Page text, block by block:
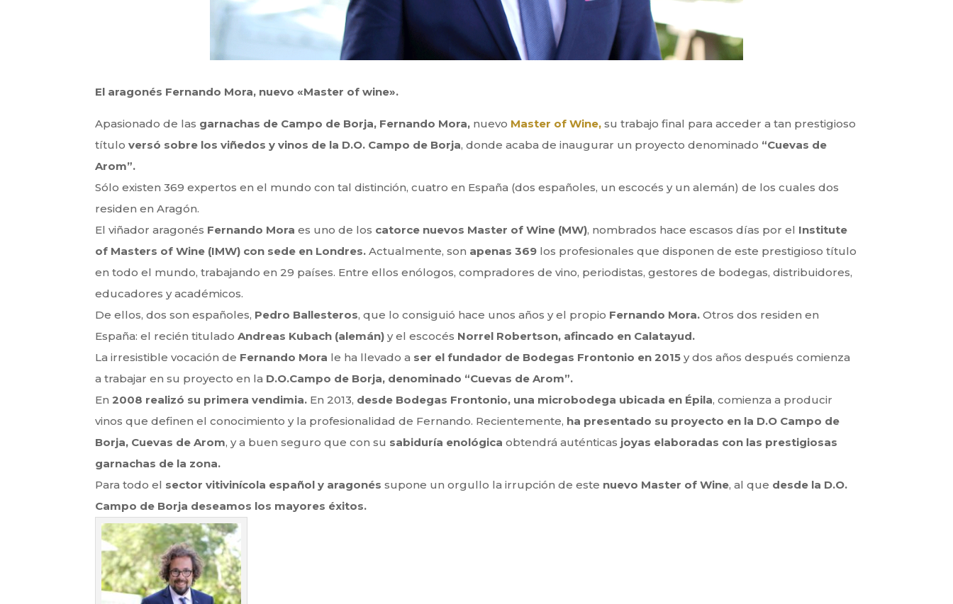
El aragonés Fernando Mora, nuevo «Master of wine».
Apasionado de las garnachas de Campo de Borja, Fernando Mora, nuevo Master of Wine, su trabajo final para acceder a tan prestigioso
títuloversó sobre los viñedos y vinos de la D.O. Campo de Borja, donde acaba de inaugurar un proyecto denominado “Cuevas de
Arom”.
Sólo existen 369 expertos en el mundo con tal distinción, cuatro en España (dos españoles, un escocés y un alemán) de los cuales dos
residen en Aragón.
El viñador aragonés Fernando Mora es uno de los catorce nuevos Master of Wine (MW), nombrados hace escasos días por el Institute
of Masters of Wine (IMW) con sede en Londres. Actualmente, son apenas 369 los profesionales que disponen de este prestigioso título
en todo el mundo, trabajando en 29 países. Entre ellos enólogos, compradores de vino, periodistas, gestores de bodegas, distribuidores,
educadores y académicos.
De ellos, dos son españoles, Pedro Ballesteros, que lo consiguió hace unos años y el propio Fernando Mora. Otros dos residen en
España: el recién tituladoAndreas Kubach (alemán) y el escocés Norrel Robertson, afincado en Calatayud.
La irresistible vocación de Fernando Mora le ha llevado a ser el fundador de Bodegas Frontonio en 2015 y dos años después comienza
a trabajar en su proyecto en la D.O.Campo de Borja, denominado “Cuevas de Arom”.
En2008 realizó su primera vendimia. En 2013, desde Bodegas Frontonio, una microbodega ubicada en Épila, comienza a producir
vinos que definen el conocimiento y la profesionalidad de Fernando. Recientemente, ha presentado su proyecto en la D.O Campo de
Borja, Cuevas de Arom, y a buen seguro que con su sabiduría enológica obtendrá auténticas joyas elaboradas con las prestigiosas
garnachas de la zona.
Para todo el sector vitivinícola español y aragonés supone un orgullo la irrupción de este nuevo Master of Wine, al que desde la D.O.
Campo de Borja deseamos los mayores éxitos.